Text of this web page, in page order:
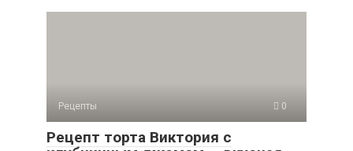
Рецепты 0
Рецепт торта Виктория с